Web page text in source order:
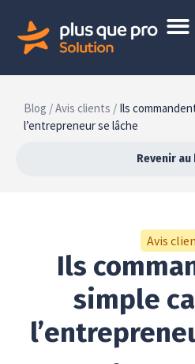
Blog /Avis clients / Ils
l’entrepreneur se lâche
Revenir au
Avis
Ils
simple